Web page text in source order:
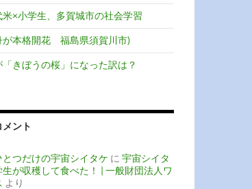
米×小学生、多賀城市の社会学習
が本格開花 福島県須賀川市)
きぼうの桜」になった訳は？
ント
つだけの宇宙シイタケ に 宇宙シイタ
が収穫して食べた！ | 一般財団法人ワ
より